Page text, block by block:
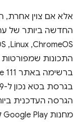
אלא אם צוין אחרת,
התכונות שמפורטות
הגרסה העדכנית
מחנות Google Play ל-Android.